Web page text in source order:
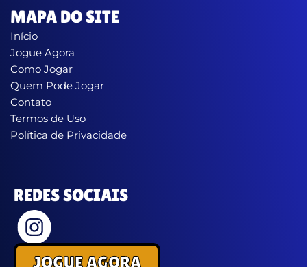
MAPA DO SITE
Início
Jogue Agora
Como Jogar
Quem Pode Jogar
Contato
Termos de Uso
Política de Privacidade
REDES SOCIAIS
JOGUE AGORA